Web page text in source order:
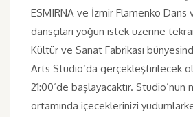
ESMIRNA ve İzmir Flamenko Dans
dansçıları yoğun istek üzerine
Kültür ve Sanat Fabrikası
Arts Studio‘da gerçekleştirilecek
21:00‘de başlayacaktır. Studio’nun
ortamında içeceklerinizi